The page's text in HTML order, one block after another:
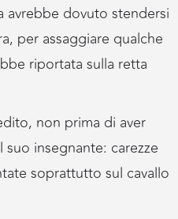
avrebbe dovuto stendersi
per assaggiare qualche
riportata sulla retta
non prima di aver
insegnante: carezze
soprattutto sul cavallo